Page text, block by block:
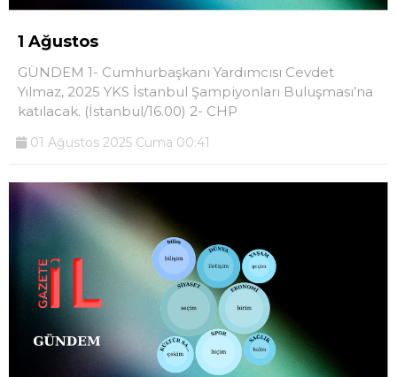
1 Ağustos
GÜNDEM 1- Cumhurbaşkanı Yardımcısı Cevdet
Yılmaz, 2025 YKS İstanbul Şampiyonları Buluşması’na
katılacak. (İstanbul/16.00) 2- CHP
01 Ağustos 2025 Cuma 00:41